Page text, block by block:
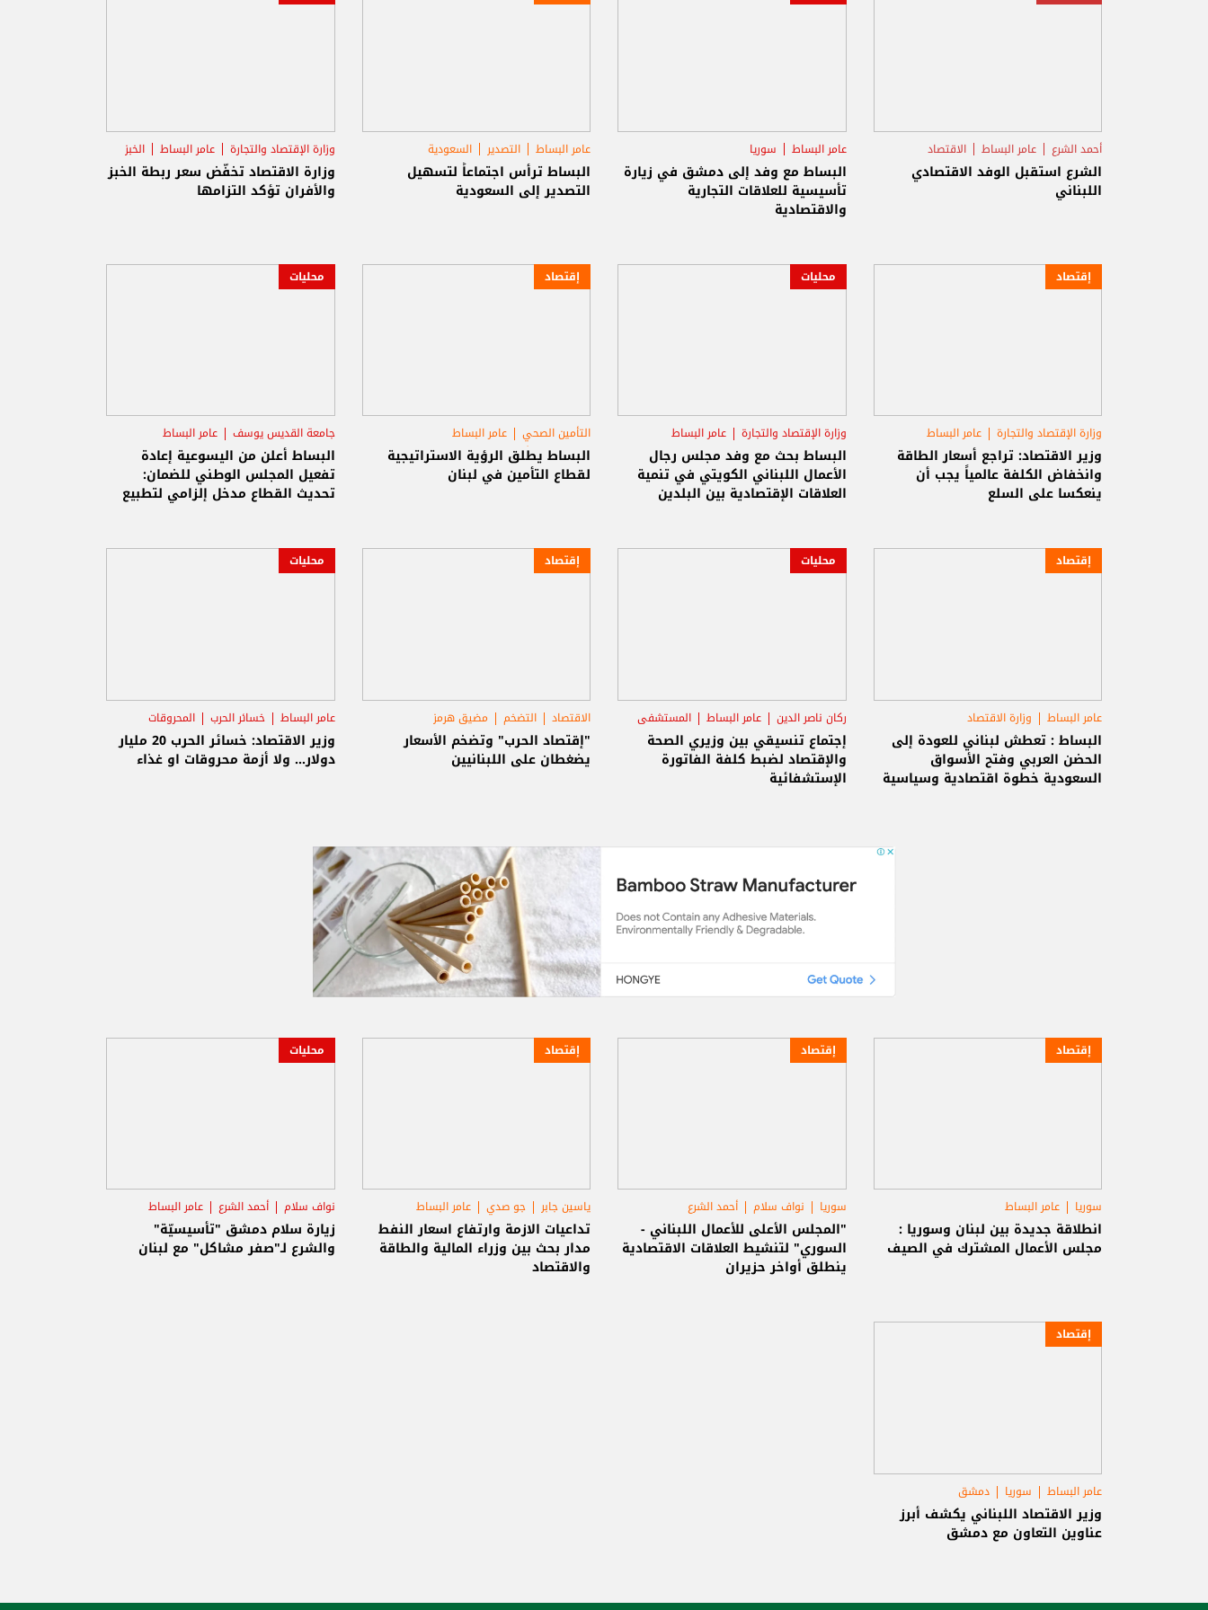
أحمد الشرع عامر البساط الاقتصاد
الشرع استقبل الوفد الاقتصادي
اللبناني
عامر البساط سوريا
البساط مع وفد إلى دمشق في زيارة
تأسيسية للعلاقات التجارية
والاقتصادية
عامر البساط التصدير السعودية
البساط ترأس اجتماعاً لتسهيل
التصدير إلى السعودية
وزارة الإقتصاد والتجارة عامر البساط الخبز
وزارة الاقتصاد تخفّض سعر ربطة الخبز
والأفران تؤكد التزامها
إقتصاد
وزارة الإقتصاد والتجارة
عامر البساط
السلع الاستهلاكية
وزير الاقتصاد: تراجع أسعار الطاقة
وانخفاض الكلفة عالمياً يجب أن
ينعكسا على السلع
محليات
وزارة الإقتصاد والتجارة عامر البساط
البساط بحث مع وفد مجلس رجال
الأعمال اللبناني الكويتي في تنمية
العلاقات الإقتصادية بين البلدين
إقتصاد
التأمين الصحي
عامر البساط
انفجار مرفأ بيروت
البساط يطلق الرؤية الاستراتيجية
لقطاع التأمين في لبنان
محليات
جامعة القديس يوسف عامر البساط
البساط أعلن من اليسوعية إعادة
تفعيل المجلس الوطني للضمان:
تحديث القطاع مدخل إلزامي لتطبيع
إقتصاد
عامر البساط وزارة الاقتصاد
البساط : تعطش لبناني للعودة إلى
الحضن العربي وفتح الأسواق
السعودية خطوة اقتصادية وسياسية
محليات
ركان ناصر الدين عامر البساط المستشفى
إجتماع تنسيقي بين وزيري الصحة
والإقتصاد لضبط كلفة الفاتورة
الإستشفائية
إقتصاد
الاقتصاد التضخم مضيق هرمز
"إقتصاد الحرب" وتضخم الأسعار
يضغطان على اللبنانيين
محليات
عامر البساط خسائر الحرب المحروقات
وزير الاقتصاد: خسائر الحرب 20 مليار
دولار… ولا أزمة محروقات او غذاء
إقتصاد
سوريا عامر البساط
انطلاقة جديدة بين لبنان وسوريا :
مجلس الأعمال المشترك في الصيف
إقتصاد
سوريا نواف سلام أحمد الشرع
"المجلس الأعلى للأعمال اللبناني -
السوري" لتنشيط العلاقات الاقتصادية
ينطلق أواخر حزيران
إقتصاد
ياسين جابر جو صدي عامر البساط
تداعيات الازمة وارتفاع اسعار النفط
مدار بحث بين وزراء المالية والطاقة
والاقتصاد
محليات
نواف سلام أحمد الشرع عامر البساط
زيارة سلام دمشق "تأسيسيّة"
والشرع لـ"صفر مشاكل" مع لبنان
إقتصاد
عامر البساط سوريا دمشق
وزير الاقتصاد اللبناني يكشف أبرز
عناوين التعاون مع دمشق